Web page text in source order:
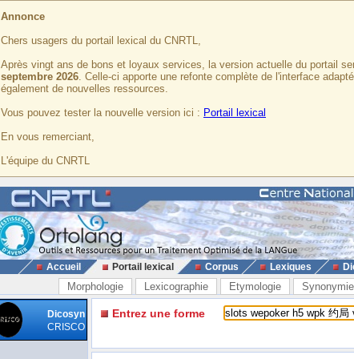
Annonce
Chers usagers du portail lexical du CNRTL,
Après vingt ans de bons et loyaux services, la version actuelle du portail
septembre 2026. Celle-ci apporte une refonte complète de l'interface
également de nouvelles ressources.
Vous pouvez tester la nouvelle version ici : Portail lexical
En vous remerciant,
L'équipe du CNRTL
Accueil Portail lexical Corpus Lexiques
Morphologie Lexicographie Etymologie Synonymie
Dicosyn
CRISCO
Entrez une forme